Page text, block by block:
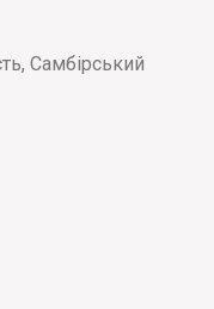
Самбірський